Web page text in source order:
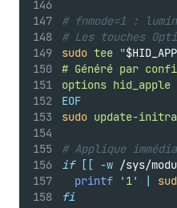
# fnmode=1 :
# Les touches
sudo tee "
# Généré par
options hid_apple
EOF
sudo update-
# Applique
if
[[ -w /sys/
printf
' 1'
fi